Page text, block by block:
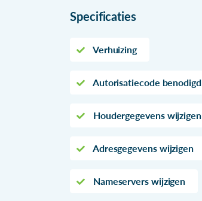
Specificaties
Verhuizing
Autorisatiecode benodigd
Houdergegevens wijzigen
Adresgegevens wijzigen
Nameservers wijzigen